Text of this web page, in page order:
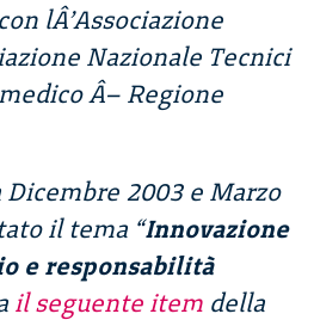
lÂ’Associazione
Nazionale Tecnici
Â– Regione
2003 e Marzo
il tema “Innovazione
e responsabilità
il seguente item della